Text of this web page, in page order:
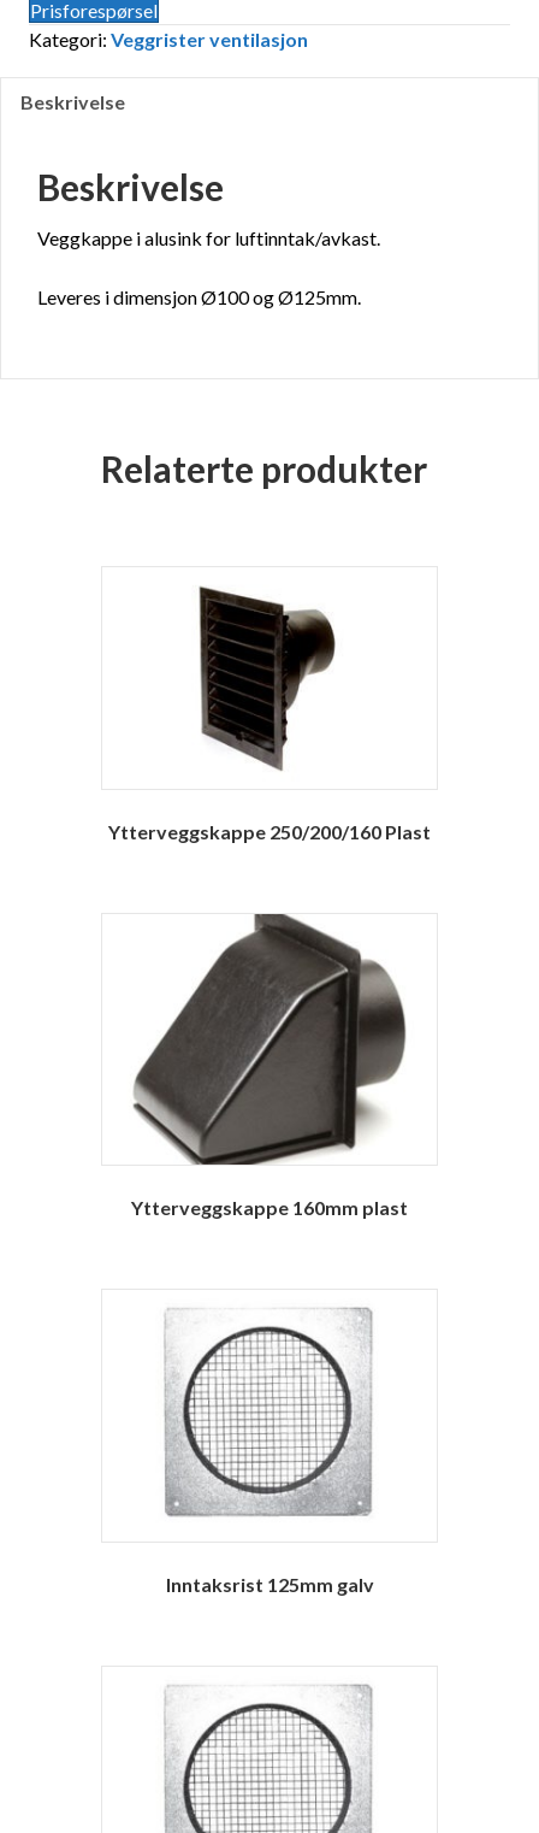
Prisforespørsel
Kategori: Veggrister ventilasjon
Beskrivelse
Beskrivelse
Veggkappe i alusink for luftinntak/avkast.
Leveres i dimensjon Ø100 og Ø125mm.
Relaterte produkter
Ytterveggskappe 250/200/160 Plast
Ytterveggskappe 160mm plast
Inntaksrist 125mm galv